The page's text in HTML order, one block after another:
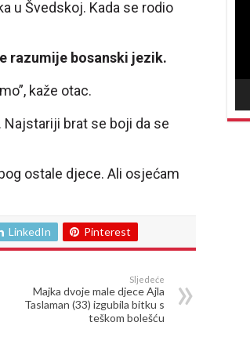
u Švedskoj. Kada se rodio
razumije bosanski jezik.
kaže otac.
brat se boji da se
ostale djece. Ali osjećam
LinkedIn Pinterest
Sljedeće
Majka dvoje male djece Ajla
Taslaman (33) izgubila bitku s
teškom bolešću